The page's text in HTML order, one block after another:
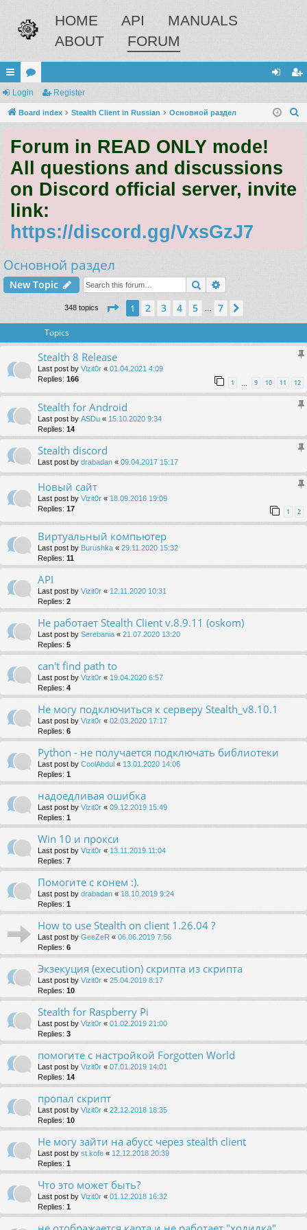
HOME API
MANUALS
ABOUT
FORUM
ui
ck
ks
or
u
s
in ist
Login Register
Board index Stealth Client in Russian Основной раздел
Forum in READ ONLY mode!
All questions and discussions
on Discord official server, invite
link:
https://discord.gg/VxsGzJ7
Основной раздел
New Topic Search
348 topics Page 1of7
1 2 3 4 5 … 7
Topics
Stealth 8 Release
Last post by Vizit0r « 01.04.2021 4:09
Replies: 166 1 9 10 11 12
Stealth for Android
Last post by ASDu « 15.10.2020 9:34
Replies: 14
Stealth discord
Last post by drabadan « 09.04.2017 15:17
Новый сайт
Last post by Vizit0r « 18.09.2016 19:09
Replies: 17 1 2
Виртуальный компьютер
Last post by Burushka « 29.11.2020 15:32
Replies: 11
API
Last post by Vizit0r « 12.11.2020 10:31
Replies: 2
Не работает Stealth Client v.8.9.11 (oskom)
Last post by Serebania « 21.07.2020 13:20
Replies: 5
can't find path to
Last post by Vizit0r « 19.04.2020 6:57
Replies: 4
Не могу подключиться к серверу Stealth_v8.10.1
Last post by Vizit0r « 02.03.2020 17:17
Replies: 6
Python - не получается подключать библиотеки
Last post by CoolAbdul « 13.01.2020 14:06
Replies: 1
надоедливая ошибка
Last post by Vizit0r « 09.12.2019 15:49
Replies: 1
Win 10 и прокси
Last post by Vizit0r « 13.11.2019 11:04
Replies: 7
Помогите с конем :).
Last post by drabadan « 18.10.2019 9:24
Replies: 1
How to use Stealth on client 1.26.04 ?
Last post by GeeZeR « 06.06.2019 7:56
Replies: 6
Экзекуция (execution) скрипта из скрипта
Last post by Vizit0r « 25.04.2019 8:17
Replies: 10
Stealth for Raspberry Pi
Last post by Vizit0r « 01.02.2019 21:00
Replies: 3
помогите с настройкой Forgotten World
Last post by Vizit0r « 07.01.2019 14:01
Replies: 14
пропал скрипт
Last post by Vizit0r « 22.12.2018 18:35
Replies: 10
Не могу зайти на абусс через stealth client
Last post by st.kofe « 12.12.2018 20:39
Replies: 1
Что это может быть?
Last post by Vizit0r « 01.12.2018 16:32
Replies: 1